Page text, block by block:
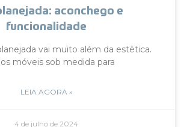
aconchego e
funcionalidade
vai muito além da estética.
móveis sob medida para
LEIA AGORA »
4 de julho de 2024